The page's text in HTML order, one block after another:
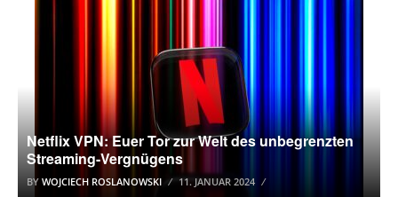
Netflix VPN: Euer Tor zur Welt des unbegrenzten
Streaming-Vergnügens
BY WOJCIECH ROSLANOWSKI 11. JANUAR 2024